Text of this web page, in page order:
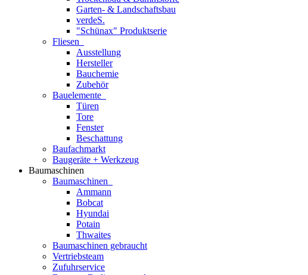
Garten- & Landschaftsbau
verdeS.
"Schünax" Produktserie
Fliesen
Ausstellung
Hersteller
Bauchemie
Zubehör
Bauelemente
Türen
Tore
Fenster
Beschattung
Baufachmarkt
Baugeräte + Werkzeug
Baumaschinen
Baumaschinen
Ammann
Bobcat
Hyundai
Potain
Thwaites
Baumaschinen gebraucht
Vertriebsteam
Zufuhrservice